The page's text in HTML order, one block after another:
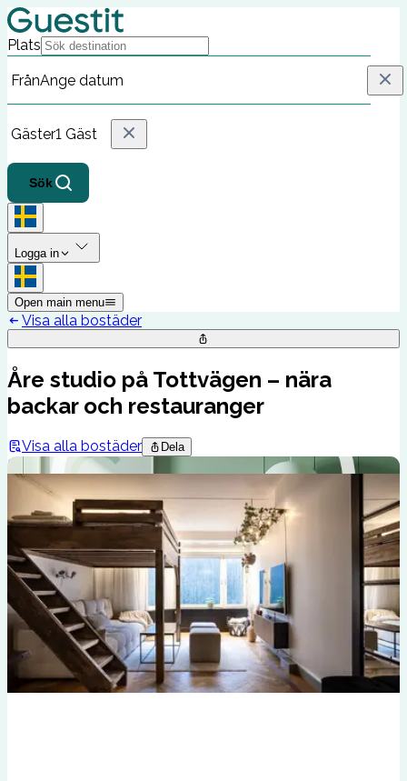
Plats
FrånAnge datum
Gäster1 Gäst
Sök
Logga in
Open main menu
Visa alla bostäder
Åre studio på Tottvägen – nära
backar och restauranger
Visa alla bostäder Dela